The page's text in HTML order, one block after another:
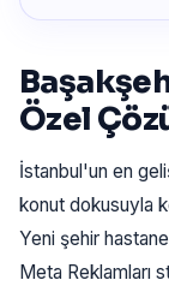
Özel
İstanbul'un en
konut dokusuyla
Yeni şehir
Meta Reklamları